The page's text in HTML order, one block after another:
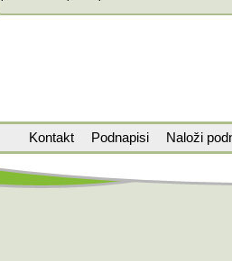
Kontakt Podnapisi Naloži